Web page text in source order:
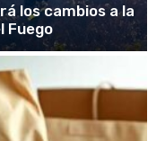
los cambios a la
Fuego